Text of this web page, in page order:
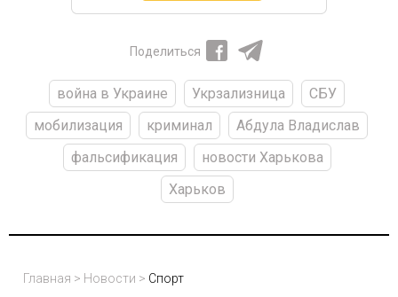
Поделиться
война в Украине Укрзализница
СБУ
мобилизация
криминал
Абдула Владислав
фальсификация
новости Харькова
Харьков
Главная > Новости > Спорт